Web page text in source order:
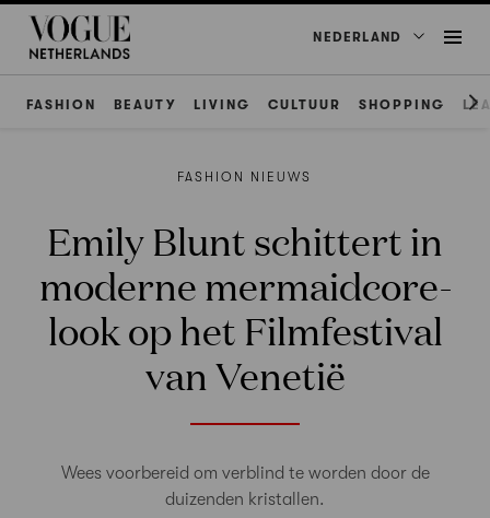
NEDERLAND
FASHION BEAUTY LIVING CULTUUR SHOPPING
FASHION NIEUWS
Emily Blunt schittert in
moderne mermaidcore-
look op het Filmfestival
van Venetië
Wees voorbereid om verblind te worden door de
duizenden kristallen.